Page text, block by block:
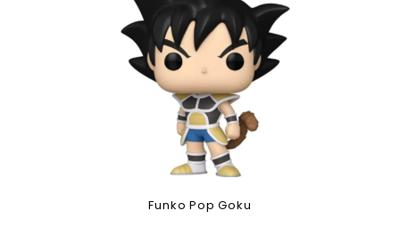
Funko Pop Goku